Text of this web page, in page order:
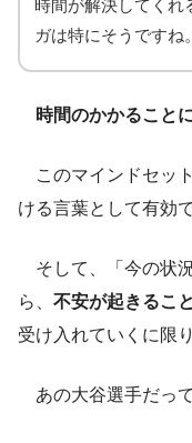
時間が解決してくれ
ガは特にそうですね。
時間のかかること
このマインドセッ
ける言葉として有効で
そして、「今の状
ら、 不安が起きるこ
受け入れていくに限
あの大谷選手だっ